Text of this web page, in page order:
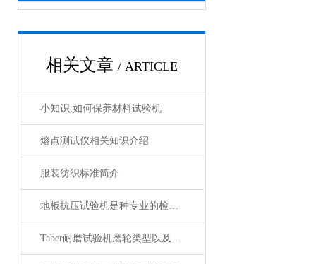
相关文章 / ARTICLE
小知识:如何保养材料试验机
熔点测试仪相关知识介绍
服装纺织标准简介
地板抗压试验机是种专业的检测设备
Taber耐磨试验机磨轮类型以及如何选择